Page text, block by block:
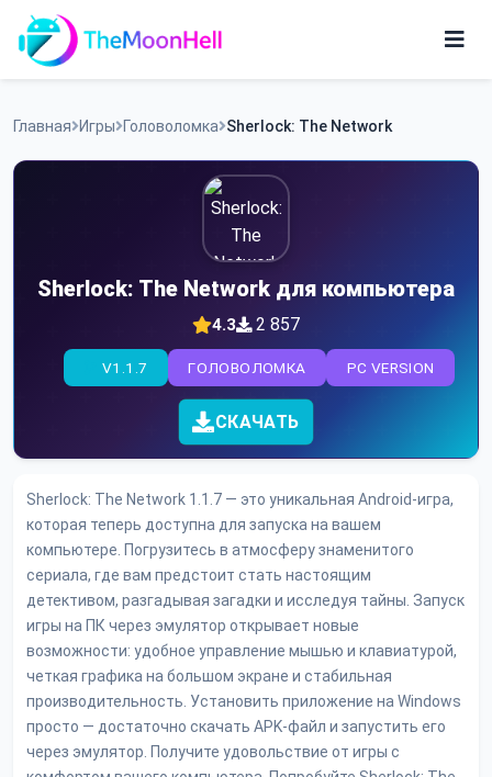
Skip
content
Приложения
Главная Игры Головоломка Sherlock: The Network
Sherlock: The Network для компьютера
4.3 2 857
PC VERSION
ГОЛОВОЛОМКА
V1.1.7
СКАЧАТЬ
Sherlock: The Network 1.1.7 — это уникальная Android-игра,
которая теперь доступна для запуска на вашем
компьютере. Погрузитесь в атмосферу знаменитого
сериала, где вам предстоит стать настоящим
детективом, разгадывая загадки и исследуя тайны. Запуск
игры на ПК через эмулятор открывает новые
возможности: удобное управление мышью и клавиатурой,
четкая графика на большом экране и стабильная
производительность. Установить приложение на Windows
просто — достаточно скачать APK-файл и запустить его
через эмулятор. Получите удовольствие от игры с